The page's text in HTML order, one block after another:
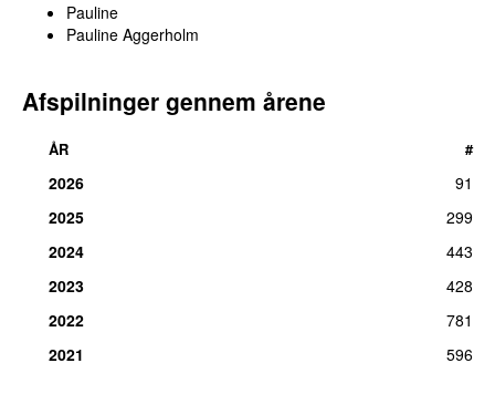
Pauline
Pauline Aggerholm
Afspilninger gennem årene
ÅR #
2026
91
2025
299
2024
443
2023
428
2022
781
2021
596